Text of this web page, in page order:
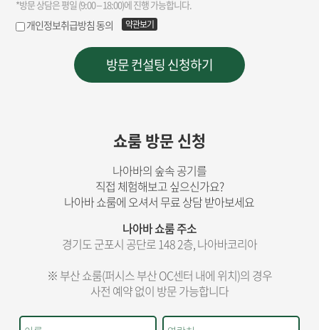
쇼룸 방문 신청
나아바의 숲속 공기를
직접 체험해보고 싶으신가요?
나아바 쇼룸에 오셔서 무료 상담 받아보세요
나아바 쇼룸 주소
경기도 군포시 공단로 148 2층, 나아바코리아
※ 부산 쇼룸(퍼시스 부산 OC센터 내에 위치)의 경우
사전 예약 없이 방문 가능합니다